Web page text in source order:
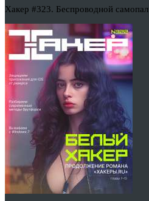
Хакер #323. Беспроводной самопал